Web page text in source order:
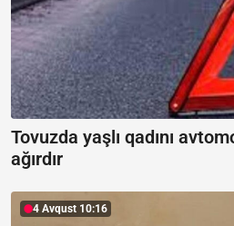
Tovuzda yaşlı qadını
ağırdır
4 Avqust 10:16